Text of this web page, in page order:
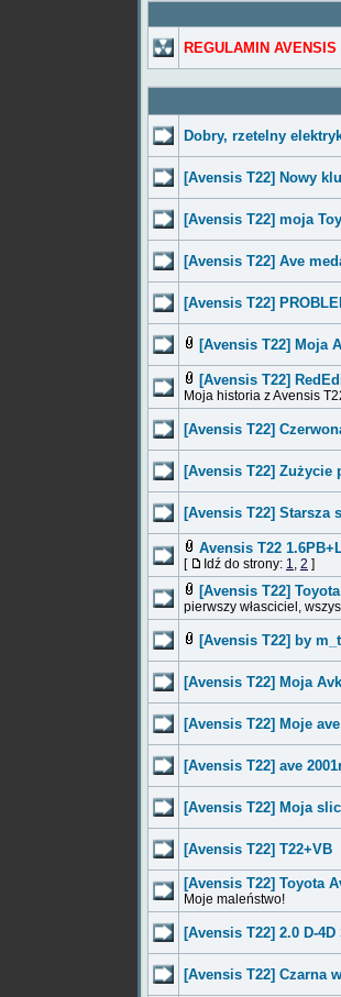
REGULAMIN
Dobry, rzetelny
[Avensis T22] Nowy
[Avensis T22] moja
[Avensis T22] Ave
[Avensis T22]
[Avensis T22] Moja
[Avensis T22]
Moja historia z Avensis
[Avensis T22]
[Avensis T22] Zużycie
[Avensis T22] Starsza
Avensis T22
[ Idź do strony: 1, 2 ]
[Avensis T22]
pierwszy własciciel,
[Avensis T22] by
[Avensis T22] Moja
[Avensis T22] Moje ave
[Avensis T22] ave
[Avensis T22] Moja
[Avensis T22] T22+VB
[Avensis T22] Toyota
Moje maleństwo!
[Avensis T22] 2.0 D-4D
[Avensis T22] Czarna